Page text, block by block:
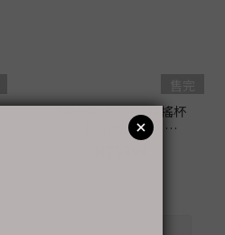
Blender Bottle 搖搖杯
【Pro 炫彩白】
28oz/828ml